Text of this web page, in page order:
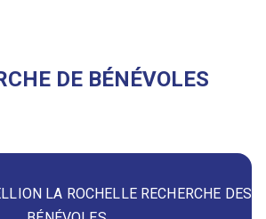
DE BÉNÉVOLES
LA ROCHELLE RECHERCHE DES